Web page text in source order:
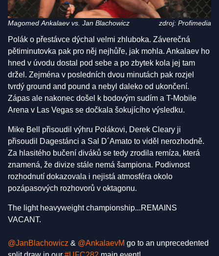
Magomed Ankalaev vs. Jan Blachowicz zdroj: Profimedia
Polák o přestávce dýchal velmi zhluboka. Záverečná
pětiminutovka pak pro něj nejhůře, jak mohla. Ankalaev ho
hned v úvodu dostal pod sebe a po zbytek kola jej tam
držel. Zejména v posledních dvou minutách pak rozjel
tvrdý ground and pound a nebyl daleko od ukončení.
Zápas ale nakonec došel k bodovým sudím a T-Mobile
Arena v Las Vegas se dočkala šokujícího výsledku.
Mike Bell přisoudil výhru Polákovi, Derek Cleary ji
přisoudil Dagestánci a Sal D´Amato to viděl nerozhodně.
Za hlasitého bučení diváků se tedy zrodila remíza, která
znamená, že divize stále nemá šampiona. Podivnost
rozhodnutí dokazovala i nejistá atmosféra okolo
pozápasových rozhovorů v oktagonu.
The light heavyweight championship...REMAINS
VACANT.
@JanBlachowicz & @AnkalaevM go to an unprecedented